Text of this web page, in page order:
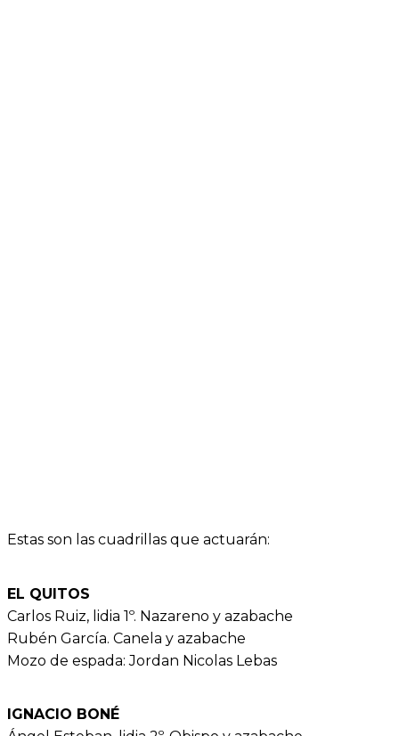
Estas son las cuadrillas que actuarán:
EL QUITOS
Carlos Ruiz, lidia 1º. Nazareno y azabache
Rubén García. Canela y azabache
Mozo de espada: Jordan Nicolas Lebas
IGNACIO BONÉ